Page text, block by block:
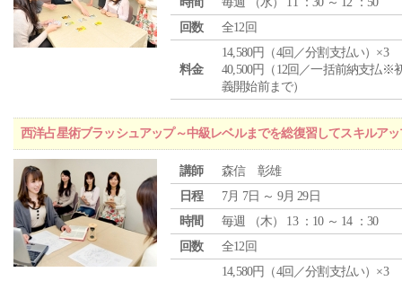
回数
全12回
料金
14,580円（4回／分割支払い）×3
40,500円（12回／一括前納支払※
義開始前まで）
西洋占星術ブラッシュアップ～中級レベルまでを総復習してスキルア
講師
森信 彰雄
日程
7月 7日 ～ 9月 29日
時間
毎週 （木） 13 ：10 ～ 14 ：30
回数
全12回
14,580円（4回／分割支払い）×3